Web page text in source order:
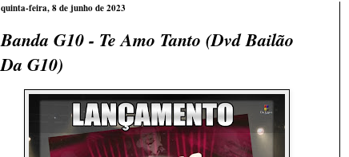
quinta-feira, 8 de junho de 2023
Banda G10 - Te Amo Tanto (Dvd Bailão
Da G10)